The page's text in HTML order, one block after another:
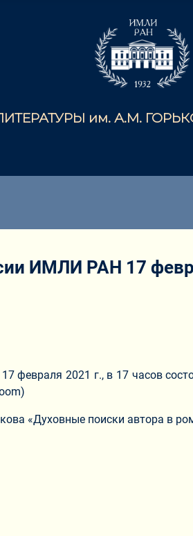
им. А.М.
ИМЛИ РАН 17
февраля 2021 г., в 17 часов
«Духовные поиски автора в